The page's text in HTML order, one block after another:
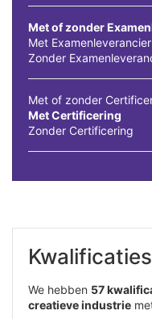
Met of zonder
Met Examenleverancier
Zonder
Met of zonder
Met Certificering
Zonder Certificering
Kwalificaties
We hebben 57
creatieve industrie